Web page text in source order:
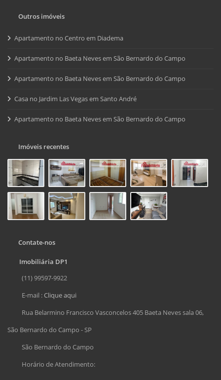
Outros imóveis
Apartamento no Centro em Diadema
Apartamento no Baeta Neves em São Bernardo do Campo
Apartamento no Baeta Neves em São Bernardo do Campo
Casa no Jardim Las Vegas em Santo André
Apartamento no Baeta Neves em São Bernardo do Campo
Imóveis recentes
Contate-nos
Imobiliária DP1
(11) 99597-9922
E-mail :Clique aqui
Rua Belarmino Francisco Vasconcelos 405 Baeta Neves sala 06,
São Bernardo do Campo - SP
São Bernardo do Campo
Horário de Atendimento: